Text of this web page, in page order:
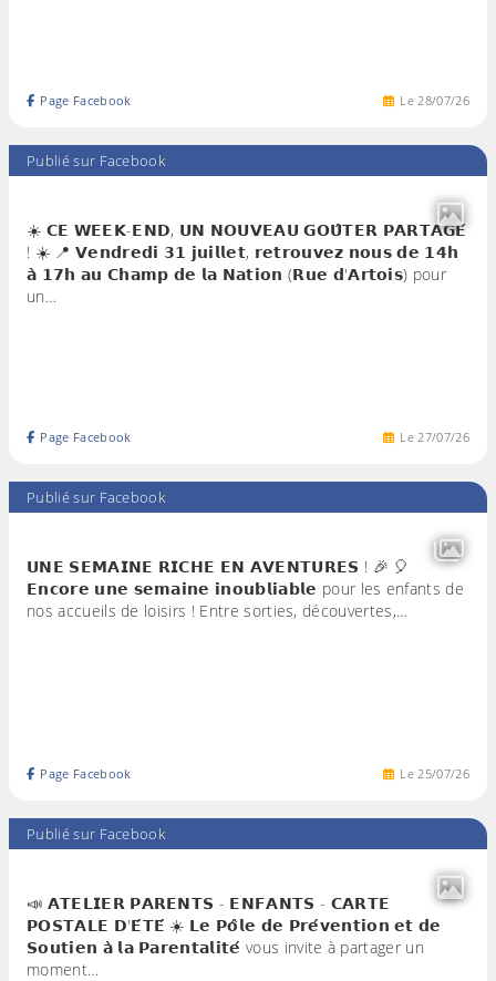
Le28/07/26
Page Facebook
Publié sur Facebook
☀️ 𝗖𝗘 𝗪𝗘𝗘𝗞-𝗘𝗡𝗗, 𝗨𝗡 𝗡𝗢𝗨𝗩𝗘𝗔𝗨 𝗚𝗢𝗨̂𝗧𝗘𝗥 𝗣𝗔𝗥𝗧𝗔𝗚𝗘́
! ☀️ 📍 𝗩𝗲𝗻𝗱𝗿𝗲𝗱𝗶 𝟯𝟭 𝗷𝘂𝗶𝗹𝗹𝗲𝘁, 𝗿𝗲𝘁𝗿𝗼𝘂𝘃𝗲𝘇 𝗻𝗼𝘂𝘀 𝗱𝗲 𝟭𝟰𝗵
𝗮̀ 𝟭𝟳𝗵 𝗮𝘂 𝗖𝗵𝗮𝗺𝗽 𝗱𝗲 𝗹𝗮 𝗡𝗮𝘁𝗶𝗼𝗻 (𝗥𝘂𝗲 𝗱'𝗔𝗿𝘁𝗼𝗶𝘀) pour
un…
Le27/07/26
Page Facebook
Publié sur Facebook
𝗨𝗡𝗘 𝗦𝗘𝗠𝗔𝗜𝗡𝗘 𝗥𝗜𝗖𝗛𝗘 𝗘𝗡 𝗔𝗩𝗘𝗡𝗧𝗨𝗥𝗘𝗦 ! 🎉 🎈
𝗘𝗻𝗰𝗼𝗿𝗲 𝘂𝗻𝗲 𝘀𝗲𝗺𝗮𝗶𝗻𝗲 𝗶𝗻𝗼𝘂𝗯𝗹𝗶𝗮𝗯𝗹𝗲 pour les enfants de
nos accueils de loisirs ! Entre sorties, découvertes,…
Le25/07/26
Page Facebook
Publié sur Facebook
📣 𝗔𝗧𝗘𝗟𝗜𝗘𝗥 𝗣𝗔𝗥𝗘𝗡𝗧𝗦 - 𝗘𝗡𝗙𝗔𝗡𝗧𝗦 - 𝗖𝗔𝗥𝗧𝗘
𝗣𝗢𝗦𝗧𝗔𝗟𝗘 𝗗'𝗘́𝗧𝗘́ ☀️ 𝗟𝗲 𝗣𝗼̂𝗹𝗲 𝗱𝗲 𝗣𝗿𝗲́𝘃𝗲𝗻𝘁𝗶𝗼𝗻 𝗲𝘁 𝗱𝗲
𝗦𝗼𝘂𝘁𝗶𝗲𝗻 𝗮̀ 𝗹𝗮 𝗣𝗮𝗿𝗲𝗻𝘁𝗮𝗹𝗶𝘁𝗲́ vous invite à partager un
moment…